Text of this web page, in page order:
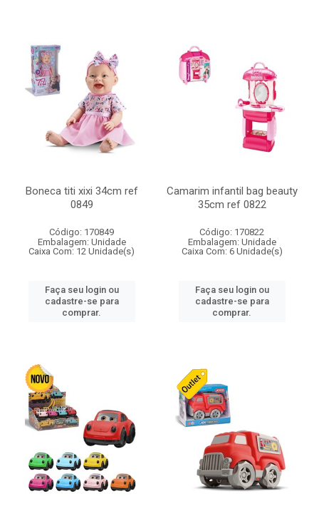
Boneca titi xixi 34cm ref
0849
Código: 170849
Embalagem: Unidade
Caixa Com: 12 Unidade(s)
Faça seu login ou
cadastre-se para
comprar.
Camarim infantil bag beauty
35cm ref 0822
Código: 170822
Embalagem: Unidade
Caixa Com: 6 Unidade(s)
Faça seu login ou
cadastre-se para
comprar.